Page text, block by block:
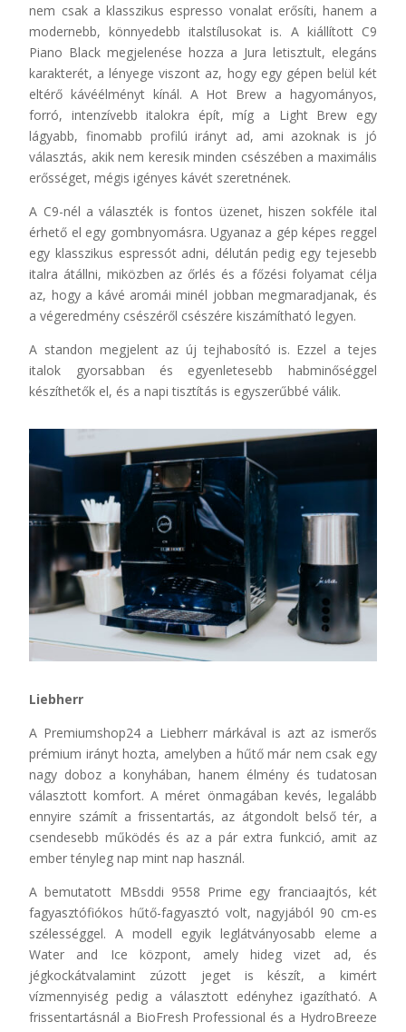
nem csak a klasszikus espresso vonalat erősíti, hanem a
modernebb, könnyedebb italstílusokat is. A kiállított C9
Piano Black megjelenése hozza a Jura letisztult, elegáns
karakterét, a lényege viszont az, hogy egy gépen belül két
eltérő kávéélményt kínál. A Hot Brew a hagyományos,
forró, intenzívebb italokra épít, míg a Light Brew egy
lágyabb, finomabb profilú irányt ad, ami azoknak is jó
választás, akik nem keresik minden csészében a maximális
erősséget, mégis igényes kávét szeretnének.
A C9-nél a választék is fontos üzenet, hiszen sokféle ital
érhető el egy gombnyomásra. Ugyanaz a gép képes reggel
egy klasszikus espressót adni, délután pedig egy tejesebb
italra átállni, miközben az őrlés és a főzési folyamat célja
az, hogy a kávé aromái minél jobban megmaradjanak, és
a végeredmény csészéről csészére kiszámítható legyen.
A standon megjelent az új tejhabosító is. Ezzel a tejes
italok gyorsabban és egyenletesebb habminőséggel
készíthetők el, és a napi tisztítás is egyszerűbbé válik.
Liebherr
A Premiumshop24 a Liebherr márkával is azt az ismerős
prémium irányt hozta, amelyben a hűtő már nem csak egy
nagy doboz a konyhában, hanem élmény és tudatosan
választott komfort. A méret önmagában kevés, legalább
ennyire számít a frissentartás, az átgondolt belső tér, a
csendesebb működés és az a pár extra funkció, amit az
ember tényleg nap mint nap használ.
A bemutatott MBsddi 9558 Prime egy franciaajtós, két
fagyasztófiókos hűtő-fagyasztó volt, nagyjából 90 cm-es
szélességgel. A modell egyik leglátványosabb eleme a
Water and Ice központ, amely hideg vizet ad, és
jégkockátvalamint zúzott jeget is készít, a kimért
vízmennyiség pedig a választott edényhez igazítható. A
frissentartásnál a BioFresh Professional és a HydroBreeze